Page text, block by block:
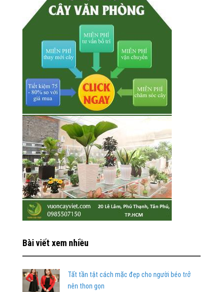
Bài viết xem nhiều
Tất tần tật cách mặc đẹp cho người béo trở
nên thon gọn